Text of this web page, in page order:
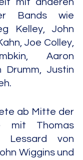
mit anderen
Bands wie
Kelley, John
Joe Colley,
Aaron
Drumm, Justin
ab Mitte der
mit Thomas
Lessard von
Wiggins und